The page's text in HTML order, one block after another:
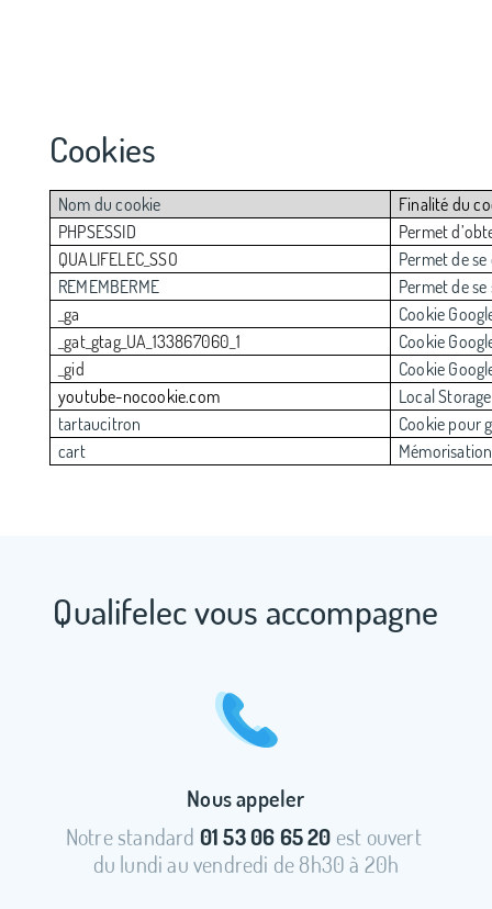
Cookies
Nom du cookie
Finalité du
PHPSESSID
Permet
QUALIFELEC_SSO
Permet de
REMEMBERME
Permet de
_ga
Cookie
_gat_gtag_UA_133867060_1
Cookie
_gid
Cookie
youtube-nocookie.com
Local Storage
tartaucitron
Cookie pour
cart
Qualifelec vous accompagne
Nous appeler
Notre standard 01 53 06 65 20 est ouvert
du lundi au vendredi de 8h30 à 20h